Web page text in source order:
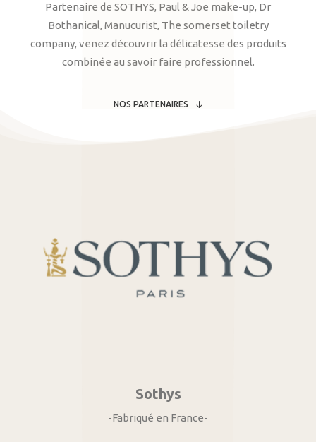
Partenaire de SOTHYS, Paul & Joe make-up, Dr
Bothanical, Manucurist, The somerset toiletry
company, venez découvrir la délicatesse des produits
combinée au savoir faire professionnel.
NOS PARTENAIRES
Sothys
-Fabriqué en France-